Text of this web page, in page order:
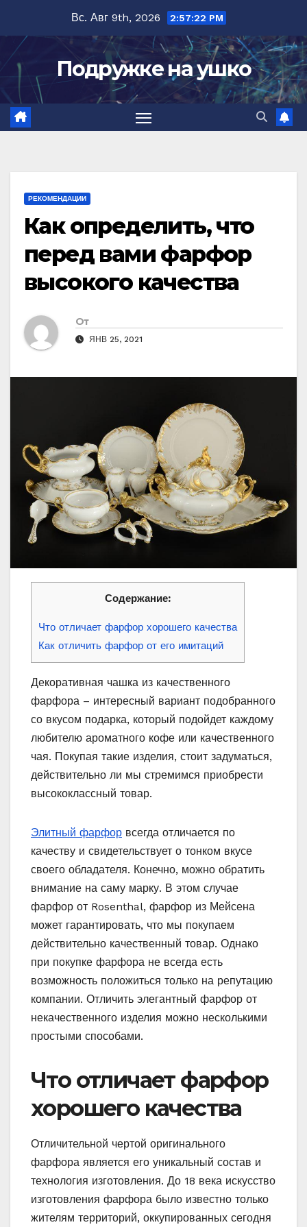
содержимому
Вс. Авг 9th, 2026 2:57:23 PM
Подружке на ушко
РЕКОМЕНДАЦИИ
Как определить, что
перед вами фарфор
высокого качества
От
ЯНВ 25, 2021
Содержание:
Что отличает фарфор хорошего качества
Как отличить фарфор от его имитаций
Декоративная чашка из качественного
фарфора – интересный вариант подобранного
со вкусом подарка, который подойдет каждому
любителю ароматного кофе или качественного
чая. Покупая такие изделия, стоит задуматься,
действительно ли мы стремимся приобрести
высококлассный товар.
Элитный фарфор всегда отличается по
качеству и свидетельствует о тонком вкусе
своего обладателя. Конечно, можно обратить
внимание на саму марку. В этом случае
фарфор от Rosenthal, фарфор из Мейсена
может гарантировать, что мы покупаем
действительно качественный товар. Однако
при покупке фарфора не всегда есть
возможность положиться только на репутацию
компании. Отличить элегантный фарфор от
некачественного изделия можно несколькими
простыми способами.
Что отличает фарфор
хорошего качества
Отличительной чертой оригинального
фарфора является его уникальный состав и
технология изготовления. До 18 века искусство
изготовления фарфора было известно только
жителям территорий, оккупированных сегодня